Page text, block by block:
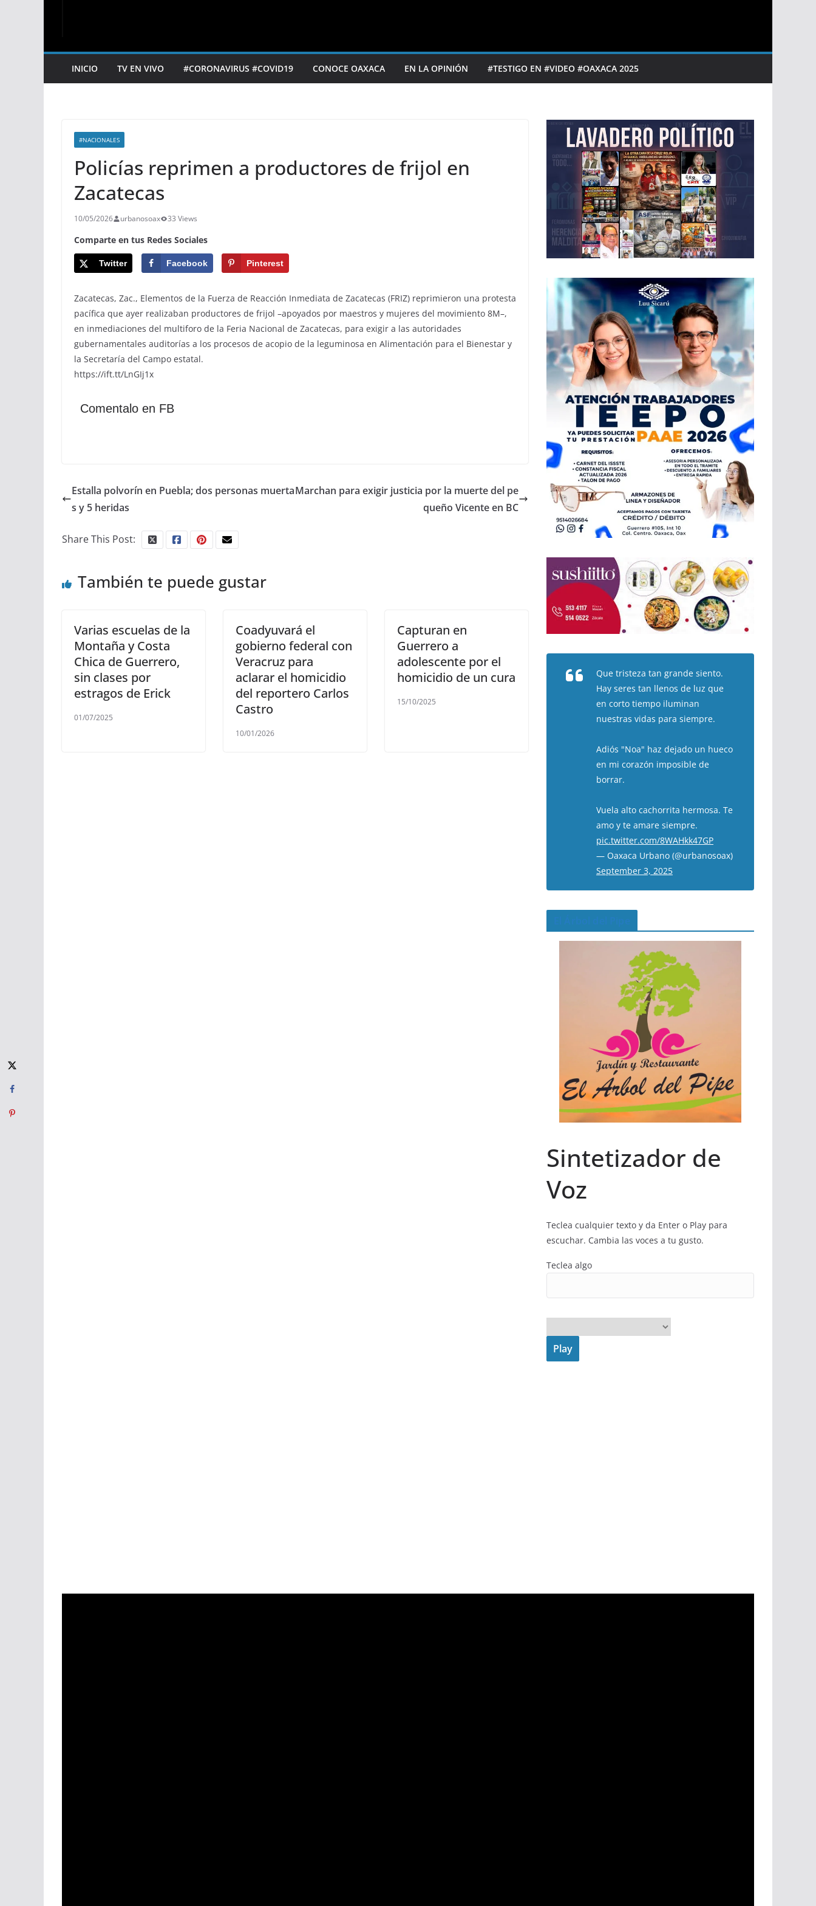
INICIO TV EN VIVO #CORONAVIRUS #COVID19 CONOCE OAXACA EN LA OPINIÓN #TESTIGO EN #VIDEO #OAXACA 2025
#NACIONALES
Policías reprimen a productores de frijol en
Zacatecas
10/05/2026 urbanosoax 33 Views
Comparte en tus Redes Sociales
Twitter Facebook Pinterest
Zacatecas, Zac., Elementos de la Fuerza de Reacción Inmediata de Zacatecas (FRIZ) reprimieron una protesta
pacífica que ayer realizaban productores de frijol –apoyados por maestros y mujeres del movimiento 8M–,
en inmediaciones del multiforo de la Feria Nacional de Zacatecas, para exigir a las autoridades
gubernamentales auditorías a los procesos de acopio de la leguminosa en Alimentación para el Bienestar y
la Secretaría del Campo estatal.
https://ift.tt/LnGIj1x
Comentalo en FB
Estalla polvorín en Puebla; dos personas muerta
s y 5 heridas
Marchan para exigir justicia por la muerte del pe
queño Vicente en BC
Share This Post:
También te puede gustar
Varias escuelas de la
Montaña y Costa
Chica de Guerrero,
sin clases por
estragos de Erick
01/07/2025
Coadyuvará el
gobierno federal con
Veracruz para
aclarar el homicidio
del reportero Carlos
Castro
10/01/2026
Capturan en
Guerrero a
adolescente por el
homicidio de un cura
15/10/2025
Que tristeza tan grande siento.
Hay seres tan llenos de luz que
en corto tiempo iluminan
nuestras vidas para siempre.
Adiós "Noa" haz dejado un hueco
en mi corazón imposible de
borrar.
Vuela alto cachorrita hermosa. Te
amo y te amare siempre.
pic.twitter.com/8WAHkk47GP
— Oaxaca Urbano (@urbanosoax)
September 3, 2025
Sintetizador de
Voz
Teclea cualquier texto y da Enter o Play para
escuchar. Cambia las voces a tu gusto.
Teclea algo
Play